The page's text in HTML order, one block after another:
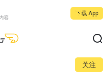
容
下载 App
关注